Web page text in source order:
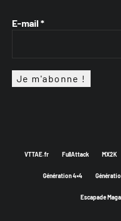
E-mail *
VTTAE.fr FullAttack MX2K
Génération 4×4
Escapade